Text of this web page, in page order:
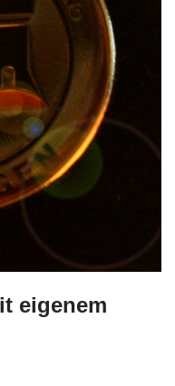
eigenem